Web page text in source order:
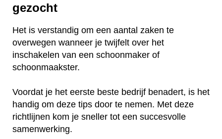
gezocht
Het is verstandig om een aantal zaken te
overwegen wanneer je twijfelt over het
inschakelen van een schoonmaker of
schoonmaakster.
Voordat je het eerste beste bedrijf benadert, is het
handig om deze tips door te nemen. Met deze
richtlijnen kom je sneller tot een succesvolle
samenwerking.